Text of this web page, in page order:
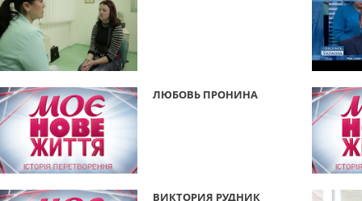
ЛЮБОВЬ ПРОНИНА
ВИКТОРИЯ РУДНИК